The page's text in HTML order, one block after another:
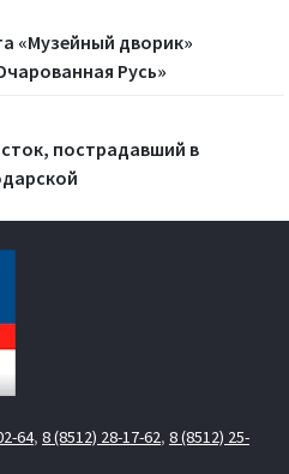
«Музейный дворик»
Русь»
пострадавший в
64, 8 (8512) 28-17-62, 8 (8512) 25-